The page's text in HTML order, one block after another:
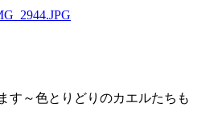
す～色とりどりのカエルたちも